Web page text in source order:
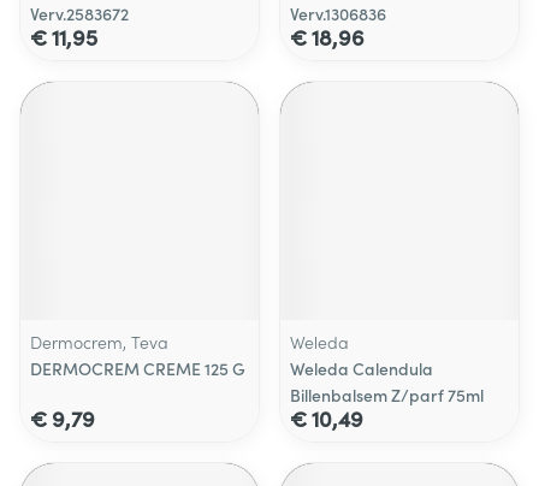
Verv.2583672
€ 11,95
Verv.1306836
€ 18,96
Dermocrem, Teva
DERMOCREM CREME 125 G
€ 9,79
Weleda
Weleda Calendula
Billenbalsem Z/parf 75ml
€ 10,49